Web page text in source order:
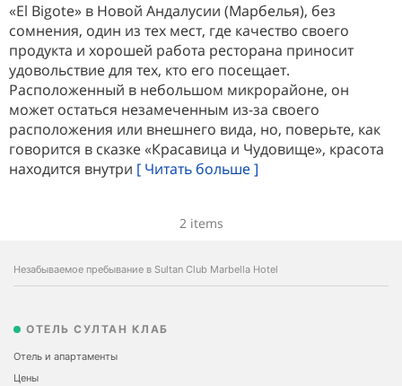
«El Bigote» в Новой Андалусии (Марбелья), без
сомнения, один из тех мест, где качество своего
продукта и хорошей работа ресторана приносит
удовольствие для тех, кто его посещает.
Расположенный в небольшом микрорайоне, он
может остаться незамеченным из-за своего
расположения или внешнего вида, но, поверьте, как
говорится в сказке «Красавица и Чудовище», красота
находится внутри [ Читать больше ]
2 items
Незабываемое пребывание в Sultan Club Marbella Hotel
ОТЕЛЬ СУЛТАН КЛАБ
Отель и апартаменты
Цены